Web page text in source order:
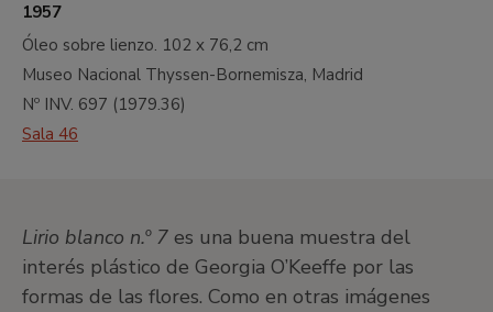
1957
Óleo sobre lienzo. 102 x 76,2 cm
Museo Nacional Thyssen-Bornemisza, Madrid
Nº INV. 697 (1979.36)
Sala 46
Lirio blanco n.º 7 es una buena muestra del
interés plástico de Georgia O’Keeffe por las
formas de las flores. Como en otras imágenes